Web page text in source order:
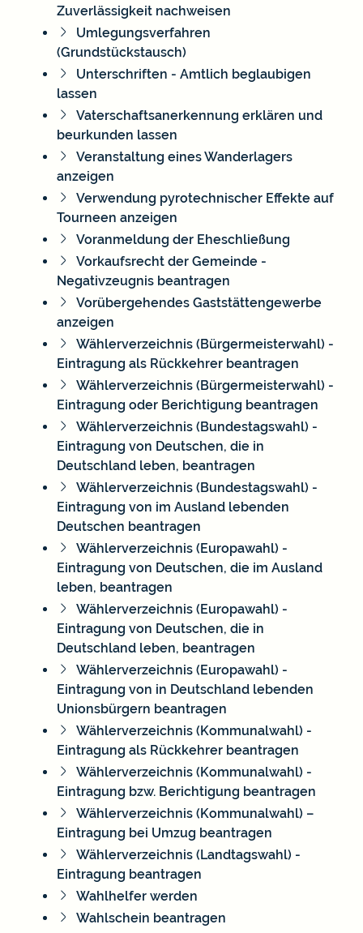
Zuverlässigkeit nachweisen
Umlegungsverfahren
(Grundstückstausch)
Unterschriften - Amtlich beglaubigen
lassen
Vaterschaftsanerkennung erklären und
beurkunden lassen
Veranstaltung eines Wanderlagers
anzeigen
Verwendung pyrotechnischer Effekte auf
Tourneen anzeigen
Voranmeldung der Eheschließung
Vorkaufsrecht der Gemeinde -
Negativzeugnis beantragen
Vorübergehendes Gaststättengewerbe
anzeigen
Wählerverzeichnis (Bürgermeisterwahl) -
Eintragung als Rückkehrer beantragen
Wählerverzeichnis (Bürgermeisterwahl) -
Eintragung oder Berichtigung beantragen
Wählerverzeichnis (Bundestagswahl) -
Eintragung von Deutschen, die in
Deutschland leben, beantragen
Wählerverzeichnis (Bundestagswahl) -
Eintragung von im Ausland lebenden
Deutschen beantragen
Wählerverzeichnis (Europawahl) -
Eintragung von Deutschen, die im Ausland
leben, beantragen
Wählerverzeichnis (Europawahl) -
Eintragung von Deutschen, die in
Deutschland leben, beantragen
Wählerverzeichnis (Europawahl) -
Eintragung von in Deutschland lebenden
Unionsbürgern beantragen
Wählerverzeichnis (Kommunalwahl) -
Eintragung als Rückkehrer beantragen
Wählerverzeichnis (Kommunalwahl) -
Eintragung bzw. Berichtigung beantragen
Wählerverzeichnis (Kommunalwahl) –
Eintragung bei Umzug beantragen
Wählerverzeichnis (Landtagswahl) -
Eintragung beantragen
Wahlhelfer werden
Wahlschein beantragen